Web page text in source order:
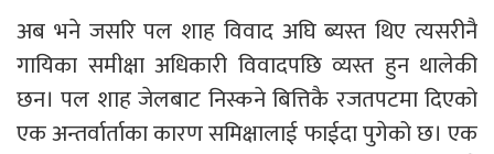
अब भने जसरि पल शाह विवाद अघि ब्यस्त थिए त्यसरीनै
गायिका समीक्षा अधिकारी विवादपछि व्यस्त हुन थालेकी
छन। पल शाह जेलबाट निस्कने बित्तिकै रजतपटमा दिएको
एक अन्तर्वार्ताका कारण समिक्षालाई फाईदा पुगेको छ। एक